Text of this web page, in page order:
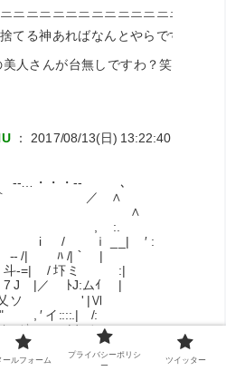
￣￣￣￣￣￣￣￣￣￣￣￣￣￣￣
てる神あればなんとやらですわよ？
台無しですわ？笑顔になら
：2017/08/13(日) 13:22:40
・‐- ､
／ ∧
∧
, :.
__| ′ :
/|｀ |
/ 圷ミ :|
／ ﾄJ:ムｲ |
ゞ' |Ⅵ
′ イ::::.| /:
=≦〉≫ｘ:|./ ＼
ゞ='Ⅵ´ -=/、 } 〉
|/ 〉ﾆ〉／
ールフォーム
プライバシーポリシ
ー
ツイッター